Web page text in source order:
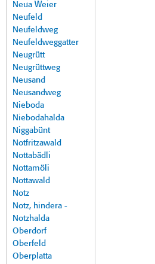
Neua Weier
Neufeld
Neufeldweg
Neufeldweggatter
Neugrütt
Neugrüttweg
Neusand
Neusandweg
Nieboda
Niebodahalda
Niggabünt
Notfritzawald
Nottabädli
Nottamöli
Nottawald
Notz
Notz, hindera -
Notzhalda
Oberdorf
Oberfeld
Oberplatta